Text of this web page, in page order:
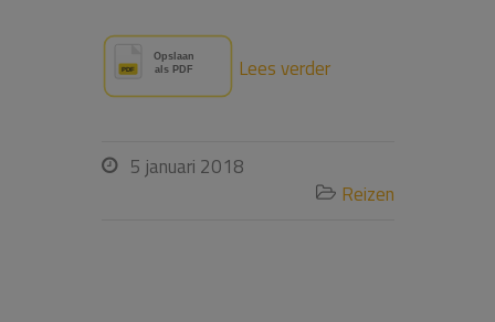
Lees verder
 5 januari 2018
 Reizen